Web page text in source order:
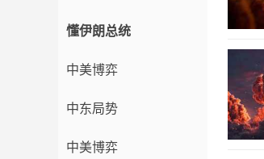
懂伊朗总统
中美博弈
中东局势
中美博弈